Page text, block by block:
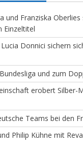
und Franziska Oberlies
Einzeltitel
Donnici sichern
und zum
erobert Silber-
Teams bei den
Philip Kühne mit